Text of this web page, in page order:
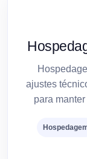
ajustes
para